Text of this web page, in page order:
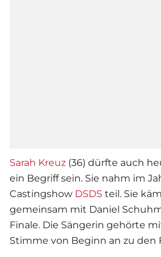
Sarah Kreuz (36) dürfte auch
ein Begriff sein. Sie nahm im
Castingshow DSDS teil. Sie
gemeinsam mit Daniel
Finale. Die Sängerin gehörte
Stimme von Beginn an zu den